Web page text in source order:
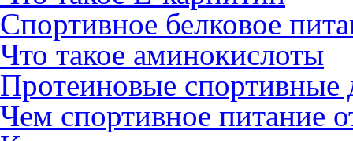
Спортивное белковое
Что такое аминокислоты
Протеиновые спортивные
Чем спортивное питание